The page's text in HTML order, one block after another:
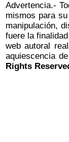
Advertencia.-
mismos para
manipulación,
fuere la
web autoral
aquiescencia
Rights